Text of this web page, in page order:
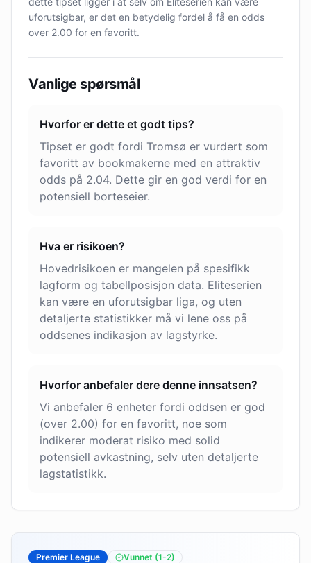
uforutsigbar, er det en betydelig fordel å få en odds
over 2.00 for en favoritt.
Vanlige spørsmål
Hvorfor er dette et godt tips?
Tipset er godt fordi Tromsø er vurdert som
favoritt av bookmakerne med en attraktiv
odds på 2.04. Dette gir en god verdi for en
potensiell borteseier.
Hva er risikoen?
Hovedrisikoen er mangelen på spesifikk
lagform og tabellposisjon data. Eliteserien
kan være en uforutsigbar liga, og uten
detaljerte statistikker må vi lene oss på
oddsenes indikasjon av lagstyrke.
Hvorfor anbefaler dere denne innsatsen?
Vi anbefaler 6 enheter fordi oddsen er god
(over 2.00) for en favoritt, noe som
indikerer moderat risiko med solid
potensiell avkastning, selv uten detaljerte
lagstatistikk.
Premier League Vunnet (1-2)